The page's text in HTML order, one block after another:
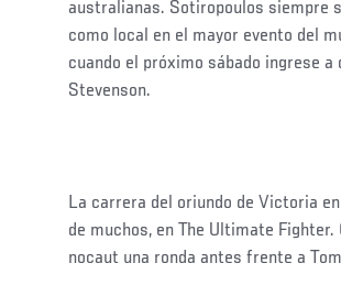
australianas. Sotiropoulos siempre
como local en el mayor evento del
cuando el próximo sábado ingrese
Stevenson.
La carrera del oriundo de Victoria
de muchos, en The Ultimate
nocaut una ronda antes frente a